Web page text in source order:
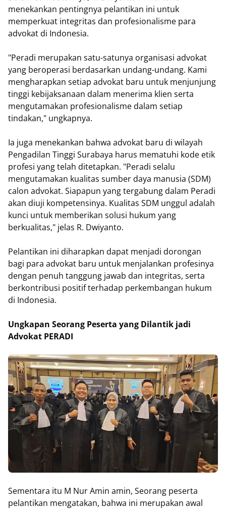
menekankan pentingnya pelantikan ini untuk
memperkuat integritas dan profesionalisme para
advokat di Indonesia.
"Peradi merupakan satu-satunya organisasi advokat
yang beroperasi berdasarkan undang-undang. Kami
mengharapkan setiap advokat baru untuk menjunjung
tinggi kebijaksanaan dalam menerima klien serta
mengutamakan profesionalisme dalam setiap
tindakan," ungkapnya.
Ia juga menekankan bahwa advokat baru di wilayah
Pengadilan Tinggi Surabaya harus mematuhi kode etik
profesi yang telah ditetapkan. "Peradi selalu
mengutamakan kualitas sumber daya manusia (SDM)
calon advokat. Siapapun yang tergabung dalam Peradi
akan diuji kompetensinya. Kualitas SDM unggul adalah
kunci untuk memberikan solusi hukum yang
berkualitas," jelas R. Dwiyanto.
Pelantikan ini diharapkan dapat menjadi dorongan
bagi para advokat baru untuk menjalankan profesinya
dengan penuh tanggung jawab dan integritas, serta
berkontribusi positif terhadap perkembangan hukum
di Indonesia.
Ungkapan Seorang Peserta yang Dilantik jadi
Advokat PERADI
Sementara itu M Nur Amin amin, Seorang peserta
pelantikan mengatakan, bahwa ini merupakan awal